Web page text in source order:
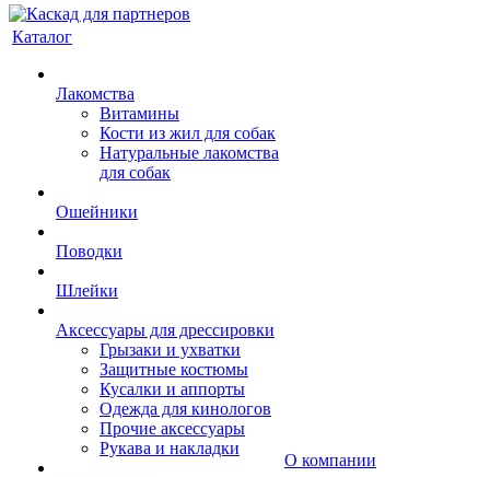
Каталог
Лакомства
Витамины
Кости из жил для собак
Натуральные лакомства
для собак
Ошейники
Поводки
Шлейки
Аксессуары для дрессировки
Грызаки и ухватки
Защитные костюмы
Кусалки и аппорты
Одежда для кинологов
Прочие аксессуары
Рукава и накладки
О компании